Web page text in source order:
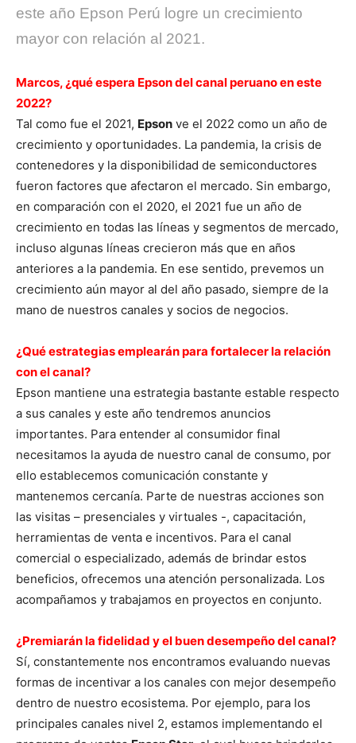
este año Epson Perú logre un crecimiento
mayor con relación al 2021.
Marcos, ¿qué espera Epson del canal peruano en este
2022?
Tal como fue el 2021, Epson ve el 2022 como un año de
crecimiento y oportunidades. La pandemia, la crisis de
contenedores y la disponibilidad de semiconductores
fueron factores que afectaron el mercado. Sin embargo,
en comparación con el 2020, el 2021 fue un año de
crecimiento en todas las líneas y segmentos de mercado,
incluso algunas líneas crecieron más que en años
anteriores a la pandemia. En ese sentido, prevemos un
crecimiento aún mayor al del año pasado, siempre de la
mano de nuestros canales y socios de negocios.
¿Qué estrategias emplearán para fortalecer la relación
con el canal?
Epson mantiene una estrategia bastante estable respecto
a sus canales y este año tendremos anuncios
importantes. Para entender al consumidor final
necesitamos la ayuda de nuestro canal de consumo, por
ello establecemos comunicación constante y
mantenemos cercanía. Parte de nuestras acciones son
las visitas – presenciales y virtuales -, capacitación,
herramientas de venta e incentivos. Para el canal
comercial o especializado, además de brindar estos
beneficios, ofrecemos una atención personalizada. Los
acompañamos y trabajamos en proyectos en conjunto.
¿Premiarán la fidelidad y el buen desempeño del canal?
Sí, constantemente nos encontramos evaluando nuevas
formas de incentivar a los canales con mejor desempeño
dentro de nuestro ecosistema. Por ejemplo, para los
principales canales nivel 2, estamos implementando el